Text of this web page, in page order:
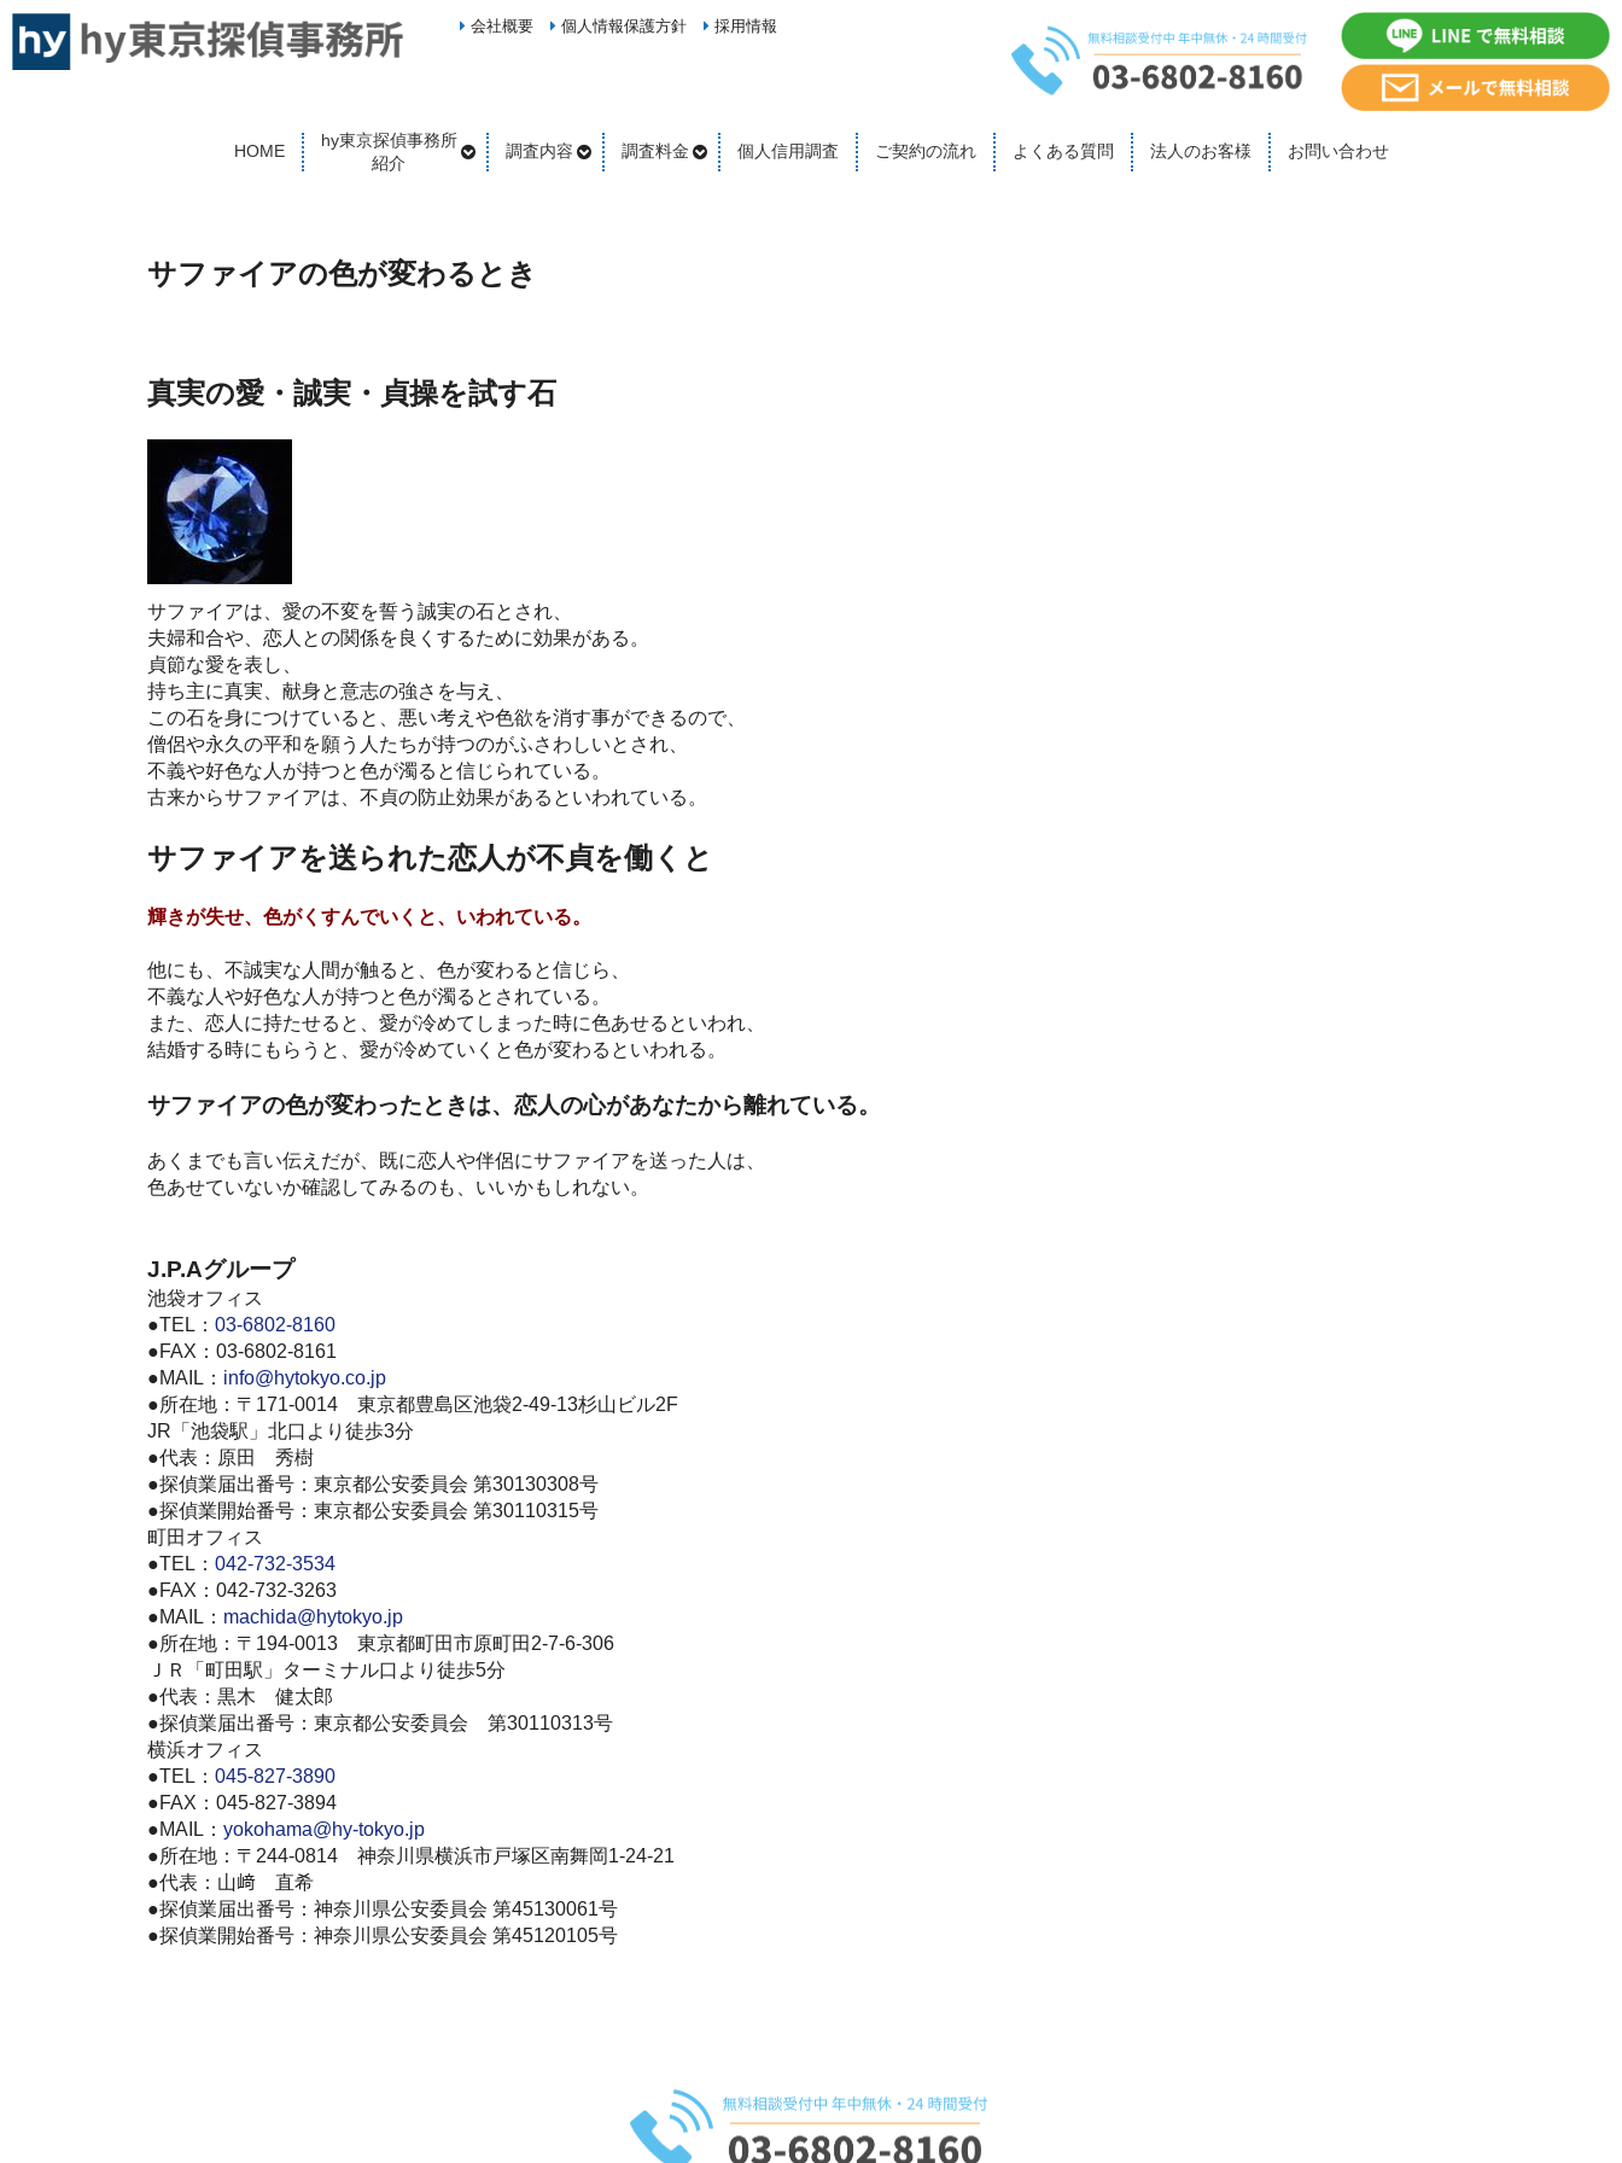
会社概要 個人情報保護方針 採用情報
HOME
hy東京探偵事務所
紹介
調査内容 調査料金 個人信用調査 ご契約の流れ よくある質問 法人のお客様 お問い合わせ
サファイアの色が変わるとき
真実の愛・誠実・貞操を試す石
サファイアは、愛の不変を誓う誠実の石とされ、
夫婦和合や、恋人との関係を良くするために効果がある。
貞節な愛を表し、
持ち主に真実、献身と意志の強さを与え、
この石を身につけていると、悪い考えや色欲を消す事ができるので、
僧侶や永久の平和を願う人たちが持つのがふさわしいとされ、
不義や好色な人が持つと色が濁ると信じられている。
古来からサファイアは、不貞の防止効果があるといわれている。
サファイアを送られた恋人が不貞を働くと
輝きが失せ、色がくすんでいくと、いわれている。
他にも、不誠実な人間が触ると、色が変わると信じら、
不義な人や好色な人が持つと色が濁るとされている。
また、恋人に持たせると、愛が冷めてしまった時に色あせるといわれ、
結婚する時にもらうと、愛が冷めていくと色が変わるといわれる。
サファイアの色が変わったときは、恋人の心があなたから離れている。
あくまでも言い伝えだが、既に恋人や伴侶にサファイアを送った人は、
色あせていないか確認してみるのも、いいかもしれない。
J.P.Aグループ
池袋オフィス
●TEL： 03-6802-8160
●FAX：03-6802-8161
●MAIL： info@hytokyo.co.jp
●所在地：〒171-0014 東京都豊島区池袋2-49-13杉山ビル2F
JR「池袋駅」北口より徒歩3分
●代表：原田 秀樹
●探偵業届出番号：東京都公安委員会 第30130308号
●探偵業開始番号：東京都公安委員会 第30110315号
町田オフィス
●TEL： 042-732-3534
●FAX：042-732-3263
●MAIL： machida@hytokyo.jp
●所在地：〒194-0013 東京都町田市原町田2-7-6-306
ＪＲ「町田駅」ターミナル口より徒歩5分
●代表：黒木 健太郎
●探偵業届出番号：東京都公安委員会 第30110313号
横浜オフィス
●TEL： 045-827-3890
●FAX：045-827-3894
●MAIL： yokohama@hy-tokyo.jp
●所在地：〒244-0814 神奈川県横浜市戸塚区南舞岡1-24-21
●代表：山﨑 直希
●探偵業届出番号：神奈川県公安委員会 第45130061号
●探偵業開始番号：神奈川県公安委員会 第45120105号